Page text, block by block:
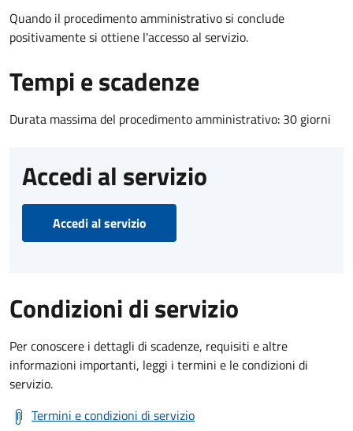
Quando il procedimento amministrativo si conclude
positivamente si ottiene l'accesso al servizio.
Tempi e scadenze
Durata massima del procedimento amministrativo: 30 giorni
Accedi al servizio
Accedi al servizio
Condizioni di servizio
Per conoscere i dettagli di scadenze, requisiti e altre
informazioni importanti, leggi i termini e le condizioni di
servizio.
Termini e condizioni di servizio